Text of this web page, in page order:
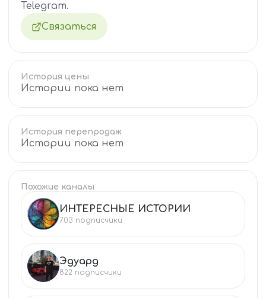
Telegram.
Связаться
История цены
Истории пока нет
История перепродаж
Истории пока нет
Похожие каналы
ИН ИНТЕРЕСНЫЕ ИСТОРИИ
703 подписчики
ЭД Эдуард
822 подписчики